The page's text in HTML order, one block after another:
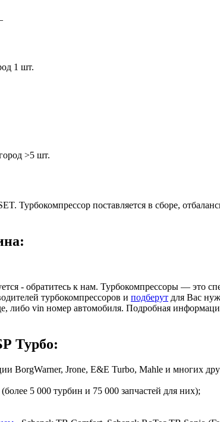
1 шт.
>5 шт.
Турбокомпрессор поставляется в сборе,
- обратитесь к нам. Турбокомпрессоры — это
турбокомпрессоров и подберут для Вас
либо vin номер автомобиля. Подробная
Турбо:
BorgWarner, Jrone, E&E Turbo, Mahle и многих
5 000 турбин и 75 000 запчастей для них);